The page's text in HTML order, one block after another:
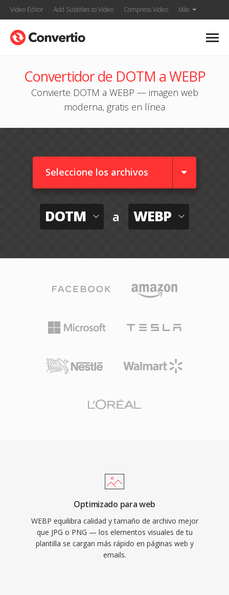
Video Editor Add Subtitles to Video Compress Video Más
Convertidor de DOTM a WEBP
Convierte DOTM a WEBP — imagen web
moderna, gratis en línea
Seleccione los archivos
DOTM a WEBP
Optimizado para web
WEBP equilibra calidad y tamaño de archivo mejor
que JPG o PNG — los elementos visuales de tu
plantilla se cargan más rápido en páginas web y
emails.